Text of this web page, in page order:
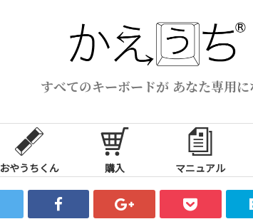
すべてのキーボードが あなた専用に
おやうちくん 購入 マニュアル